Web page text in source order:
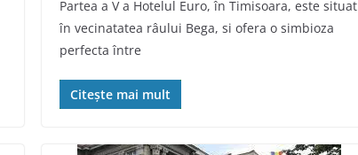
Partea a V a Hotelul Euro, în Timisoara, este situat
în vecinatatea râului Bega, si ofera o simbioza
perfecta între
Citește mai mult